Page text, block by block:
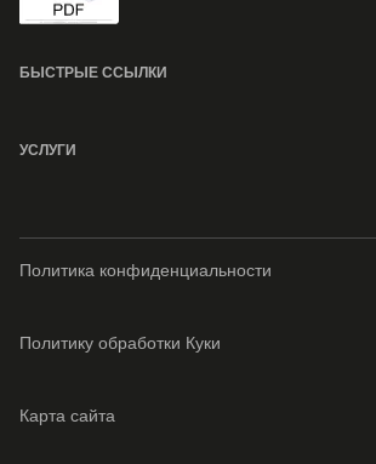
БЫСТРЫЕ ССЫЛКИ
УСЛУГИ
Политика конфиденциальности
Политику обработки Куки
Карта сайта